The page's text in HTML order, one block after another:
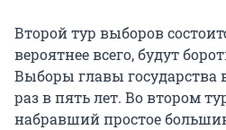
Второй тур выборов
вероятнее всего, будут
Выборы главы
раз в пять лет. Во втором
набравший простое